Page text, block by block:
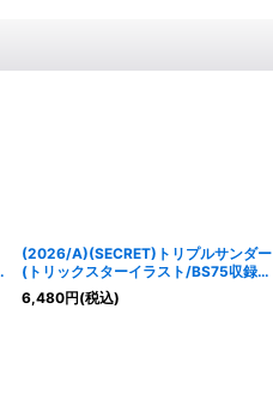
(2026/A)(SECRET)トリプルサンダー
(トリックスターイラスト/BS75収録)
【C-SEC】{26RSD05-014}《黄》
6,480円(税込)